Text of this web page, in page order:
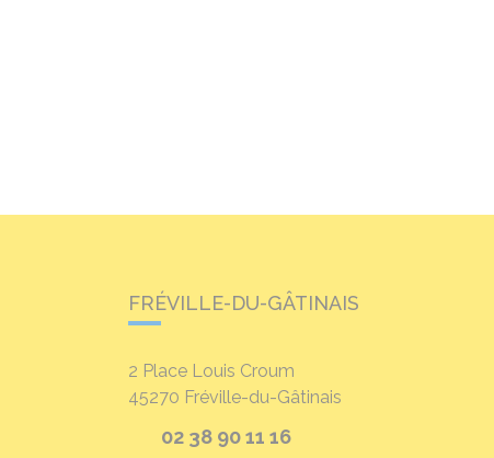
FRÉVILLE-DU-GÂTINAIS
2 Place Louis Croum
45270 Fréville-du-Gâtinais
02 38 90 11 16